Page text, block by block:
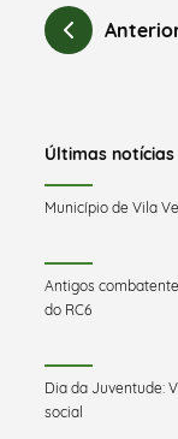
Últimas notícias
Município de Vila
Antigos
do RC6
Dia da Juventude:
social